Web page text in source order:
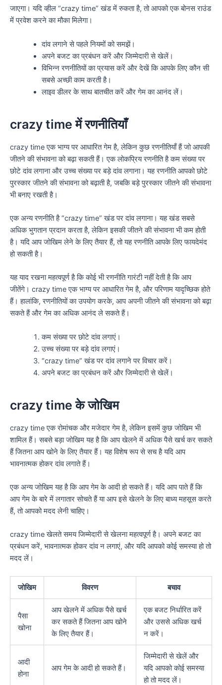
जाएगा। यदि व्हील “crazy time” खंड में रुकता है, तो आपको एक बोनस राउंड
में प्रवेश करने का मौका मिलेगा।
दांव लगाने से पहले नियमों को समझें।
अपने बजट का प्रबंधन करें और जिम्मेदारी से खेलें।
विभिन्न रणनीतियों का प्रयास करें और देखें कि आपके लिए कौन सी
सबसे अच्छी काम करती है।
लाइव डीलर के साथ बातचीत करें और गेम का आनंद लें।
crazy time में रणनीतियाँ
crazy time एक भाग्य पर आधारित गेम है, लेकिन कुछ रणनीतियाँ हैं जो आपकी
जीतने की संभावना को बढ़ा सकती हैं। एक लोकप्रिय रणनीति है कम संख्या पर
छोटे दांव लगाना और उच्च संख्या पर बड़े दांव लगाना। यह रणनीति आपको छोटे
पुरस्कार जीतने की संभावना को बढ़ाती है, जबकि बड़े पुरस्कार जीतने की संभावना
भी बनाए रखती है।
एक अन्य रणनीति है “crazy time” खंड पर दांव लगाना। यह खंड सबसे
अधिक भुगतान प्रदान करता है, लेकिन इसकी जीतने की संभावना भी कम होती
है। यदि आप जोखिम लेने के लिए तैयार हैं, तो यह रणनीति आपके लिए फायदेमंद
हो सकती है।
यह याद रखना महत्वपूर्ण है कि कोई भी रणनीति गारंटी नहीं देती है कि आप
जीतेंगे। crazy time एक भाग्य पर आधारित गेम है, और परिणाम यादृच्छिक होते
हैं। हालांकि, रणनीतियों का उपयोग करके, आप अपनी जीतने की संभावना को बढ़ा
सकते हैं और गेम का अधिक आनंद ले सकते हैं।
कम संख्या पर छोटे दांव लगाएं।
उच्च संख्या पर बड़े दांव लगाएं।
“crazy time” खंड पर दांव लगाने पर विचार करें।
अपने बजट का प्रबंधन करें और जिम्मेदारी से खेलें।
crazy time के जोखिम
crazy time एक रोमांचक और मजेदार गेम है, लेकिन इसमें कुछ जोखिम भी
शामिल हैं। सबसे बड़ा जोखिम यह है कि आप खेलने में अधिक पैसे खर्च कर सकते
हैं जितना आप खोने के लिए तैयार हैं। यह विशेष रूप से सच है यदि आप
भावनात्मक होकर दांव लगाते हैं।
एक अन्य जोखिम यह है कि आप गेम के आदी हो सकते हैं। यदि आप पाते हैं कि
आप गेम के बारे में लगातार सोचते हैं या आप इसे खेलने के लिए बाध्य महसूस करते
हैं, तो आपको मदद लेनी चाहिए।
crazy time खेलते समय जिम्मेदारी से खेलना महत्वपूर्ण है। अपने बजट का
प्रबंधन करें, भावनात्मक होकर दांव न लगाएं, और यदि आपको कोई समस्या हो तो
मदद लें।
जोखिम विवरण बचाव
पैसा
खोना
आप खेलने में अधिक पैसे खर्च
कर सकते हैं जितना आप खोने
के लिए तैयार हैं।
एक बजट निर्धारित करें
और उससे अधिक खर्च
न करें।
आदी
होना
आप गेम के आदी हो सकते हैं।
जिम्मेदारी से खेलें और
यदि आपको कोई समस्या
हो तो मदद लें।